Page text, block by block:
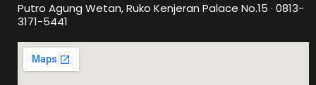
Putro Agung Wetan, Ruko Kenjeran Palace No.15 · 0813-
3171-5441